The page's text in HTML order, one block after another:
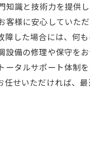
識と技術力を提供
客様に安心していた
障した場合には、何
設備の修理や保守を
ータルサポート体制
せいただければ、